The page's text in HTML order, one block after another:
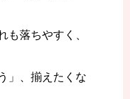
も落ちやすく、
」、揃えたくな